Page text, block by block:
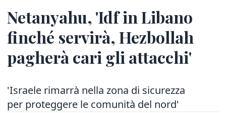
Netanyahu, 'Idf in Libano
finché servirà, Hezbollah
pagherà cari gli attacchi'
'Israele rimarrà nella zona di sicurezza
per proteggere le comunità del nord'